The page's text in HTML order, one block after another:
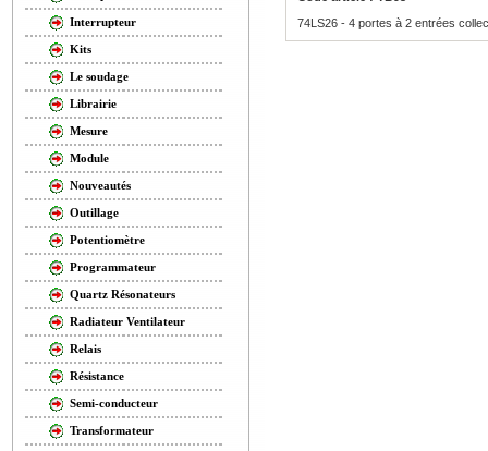
Interrupteur
Kits
Le soudage
Librairie
Mesure
Module
Nouveautés
Outillage
Potentiomètre
Programmateur
Quartz Résonateurs
Radiateur Ventilateur
Relais
Résistance
Semi-conducteur
Transformateur
74LS26 - 4 portes à 2 entrées